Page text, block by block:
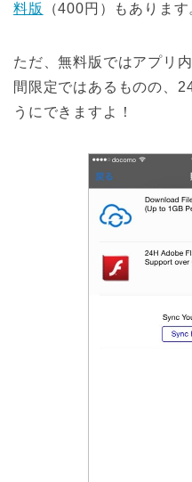
料版
（400円）もあります
ただ、無料版ではアプリ
間限定ではあるものの、
うにできますよ！